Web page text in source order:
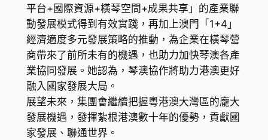
平台+國際資源+橫琴空間+成果共享」的產業聯
動發展模式得到有效實踐，再加上澳門「1+4」
經濟適度多元發展策略的推動，為企業在橫琴營
商帶來了前所未有的機遇，也助力加快琴澳各產
業協同發展。她認為，琴澳協作將助力港澳更好
融入國家發展大局。
展望未來，集團會繼續把握粵港澳大灣區的龐大
發展機遇，發揮紮根港澳數十年的優勢，貢獻國
家發展、聯通世界。